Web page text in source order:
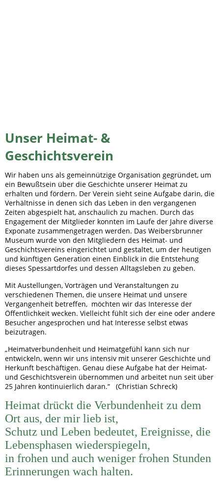
Unser Heimat- &
Geschichtsverein
Wir haben uns als gemeinnützige Organisation gegründet, um
ein Bewußtsein über die Geschichte unserer Heimat zu
erhalten und fördern. Der Verein sieht seine Aufgabe darin, die
Verhältnisse in denen sich das Leben in den vergangenen
Zeiten abgespielt hat, anschaulich zu machen. Durch das
Engagement der Mitglieder konnten im Laufe der Jahre diverse
Exponate zusammengetragen werden. Das Weibersbrunner
Museum wurde von den Mitgliedern des Heimat- und
Geschichtsvereins eingerichtet und gestaltet, um der heutigen
und künftigen Generation einen Einblick in die Entstehung
dieses Spessartdorfes und dessen Alltagsleben zu geben.
Mit Austellungen, Vorträgen und Veranstaltungen zu
verschiedenen Themen, die unsere Heimat und unsere
Vergangenheit betreffen, möchten wir das Interesse der
Öffentlichkeit wecken. Vielleicht fühlt sich der eine oder andere
Besucher angesprochen und hat Interesse selbst etwas
beizutragen.
„Heimatverbundenheit und Heimatgefühl kann sich nur
entwickeln, wenn wir uns intensiv mit unserer Geschichte und
Herkunft beschäftigen. Genau diese Aufgabe hat der Heimat-
und Geschichtsverein übernommen und arbeitet nun seit über
25 Jahren kontinuierlich daran.“ (Christian Schreck)
Heimat drückt die Verbundenheit zu dem
Ort aus, der mir lieb ist,
Schutz und Leben bedeutet, Ereignisse, die
Lebensphasen wiederspiegeln,
in frohen und auch weniger frohen Stunden
Erinnerungen wach halten.